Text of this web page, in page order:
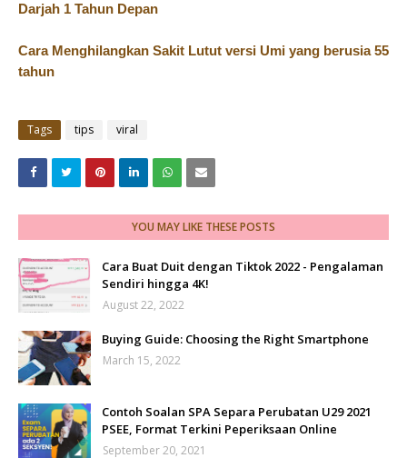
Darjah 1 Tahun Depan
Cara Menghilangkan Sakit Lutut versi Umi yang berusia 55
tahun
Tags tips viral
YOU MAY LIKE THESE POSTS
Cara Buat Duit dengan Tiktok 2022 - Pengalaman
Sendiri hingga 4K!
August 22, 2022
Buying Guide: Choosing the Right Smartphone
March 15, 2022
Contoh Soalan SPA Separa Perubatan U29 2021
PSEE, Format Terkini Peperiksaan Online
September 20, 2021